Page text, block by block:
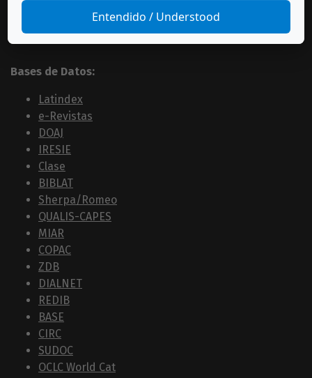
Web of Science - SciELO Citation Index
Bases de Datos:
Latindex
e-Revistas
DOAJ
IRESIE
Clase
BIBLAT
Sherpa/Romeo
QUALIS-CAPES
MIAR
COPAC
ZDB
DIALNET
REDIB
BASE
CIRC
SUDOC
OCLC World Cat
Entendido / Understood